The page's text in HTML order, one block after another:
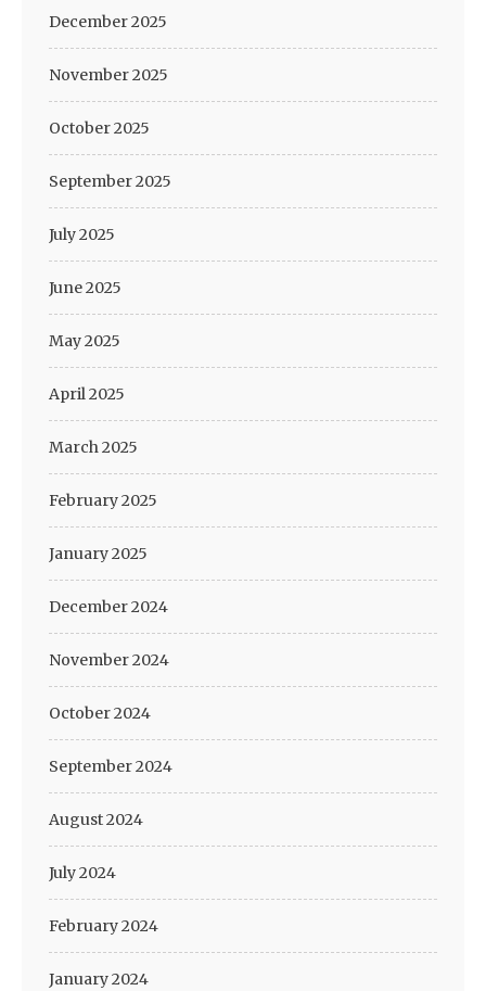
December 2025
November 2025
October 2025
September 2025
July 2025
June 2025
May 2025
April 2025
March 2025
February 2025
January 2025
December 2024
November 2024
October 2024
September 2024
August 2024
July 2024
February 2024
January 2024